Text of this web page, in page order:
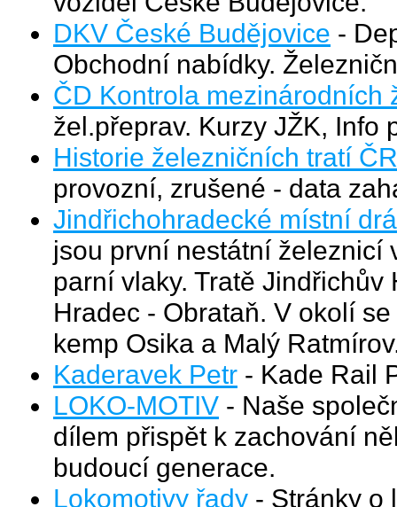
DKV České Budějovice -
Obchodní nabídky.
ČD Kontrola mezinárodních
žel.přeprav. Kurzy JŽK, Info
Historie železničních tratí ČR
provozní, zrušené - data
Jindřichohradecké místní
jsou první nestátní železnicí
parní vlaky. Tratě
Hradec - Obrataň. V okolí
kemp Osika a Malý
Kaderavek Petr - Kade Rail
LOKO-MOTIV - Naše
dílem přispět k zachování
budoucí generace.
Lokomotivy řady - Stránky o